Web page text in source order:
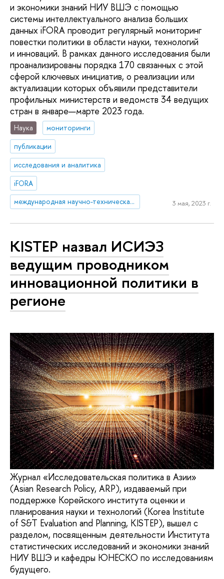
и экономики знаний НИУ ВШЭ с помощью
системы интеллектуального анализа больших
данных iFORA проводит регулярный мониторинг
повестки политики в области науки, технологий
и инноваций. В рамках данного исследования были
проанализированы порядка 170 связанных с этой
сферой ключевых инициатив, о реализации или
актуализации которых объявили представители
профильных министерств и ведомств 34 ведущих
стран в январе—марте 2023 года.
Наука
мониторинги
публикации
исследования и аналитика
iFORA
международная научно-техническая политика
3 мая, 2023 г.
KISTEP назвал ИСИЭЗ
ведущим проводником
инновационной политики в
регионе
Журнал «Исследовательская политика в Азии»
(Asian Research Policy, ARP), издаваемый при
поддержке Корейского института оценки и
планирования науки и технологий (Korea Institute
of S&T Evaluation and Planning, KISTEP), вышел с
разделом, посвященным деятельности Института
статистических исследований и экономики знаний
НИУ ВШЭ и кафедры ЮНЕСКО по исследованиям
будущего.